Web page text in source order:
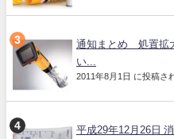
通知まとめ 処置拡
い...
2011年8月1日 に投稿さ
平成29年12月26日